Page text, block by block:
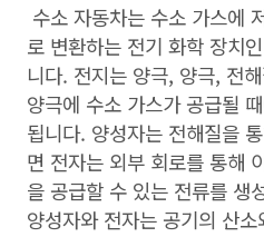
수소 자동차는 수소 가스에
로 변환하는 전기 화학 장치
니다. 전지는 양극, 양극, 전
양극에 수소 가스가 공급될
됩니다. 양성자는 전해질을
면 전자는 외부 회로를 통해
을 공급할 수 있는 전류를 생
양성자와 전자는 공기의 산